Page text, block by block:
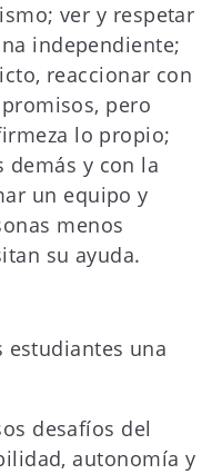
ver y respetar
independiente;
reaccionar con
pero
lo propio;
demás y con la
un equipo y
menos
su ayuda.
estudiantes una
desafíos del
autonomía y